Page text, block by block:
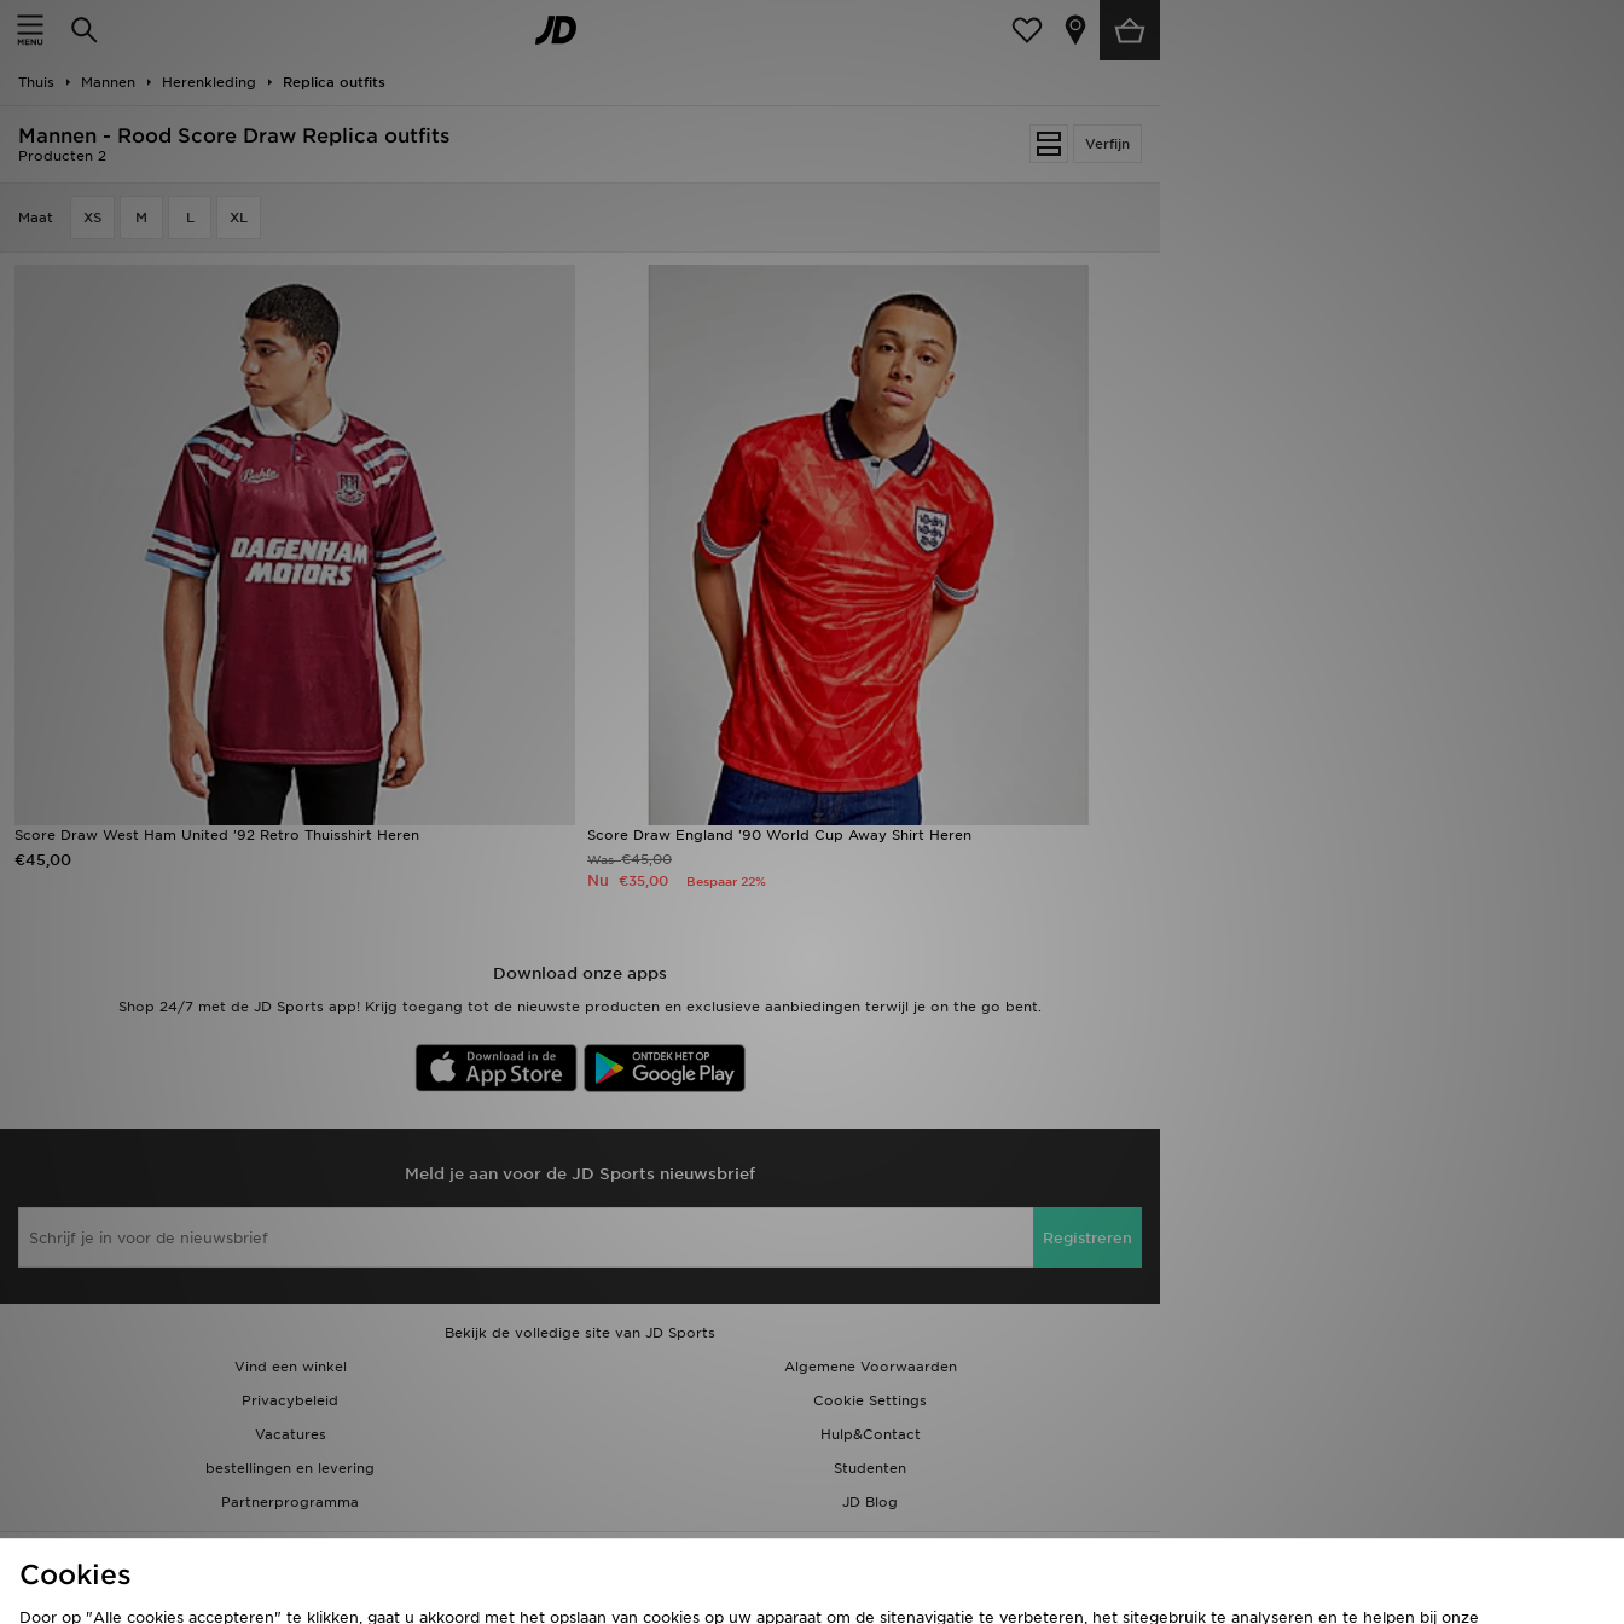
Thuis Mannen Herenkleding Replica outfits
Verfijn
Mannen - Rood Score Draw Replica outfits
Producten 2
Maat XS M L XL
Score Draw West Ham United '92 Retro Thuisshirt Heren
€45,00
Score Draw England '90 World Cup Away Shirt Heren
Was€45,00
Nu €35,00 Bespaar 22%
Download onze apps
Shop 24/7 met de JD Sports app! Krijg toegang tot de nieuwste producten en exclusieve aanbiedingen terwijl je on the go bent.
Meld je aan voor de JD Sports nieuwsbrief
Registreren
Bekijk de volledige site van JD Sports
Vind een winkel
Algemene Voorwaarden
Privacybeleid
Cookie Settings
Vacatures
Hulp&Contact
bestellingen en levering
Studenten
Partnerprogramma
JD Blog
New In
Dames
Download de app
Bestelling Traceren
Cookies
Door op "Alle cookies accepteren" te klikken, gaat u akkoord met het opslaan van cookies op uw apparaat om de sitenavigatie te verbeteren, het sitegebruik te analyseren en te helpen bij onze